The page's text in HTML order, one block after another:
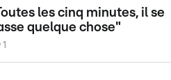
les cinq minutes, il se
quelque chose"
1